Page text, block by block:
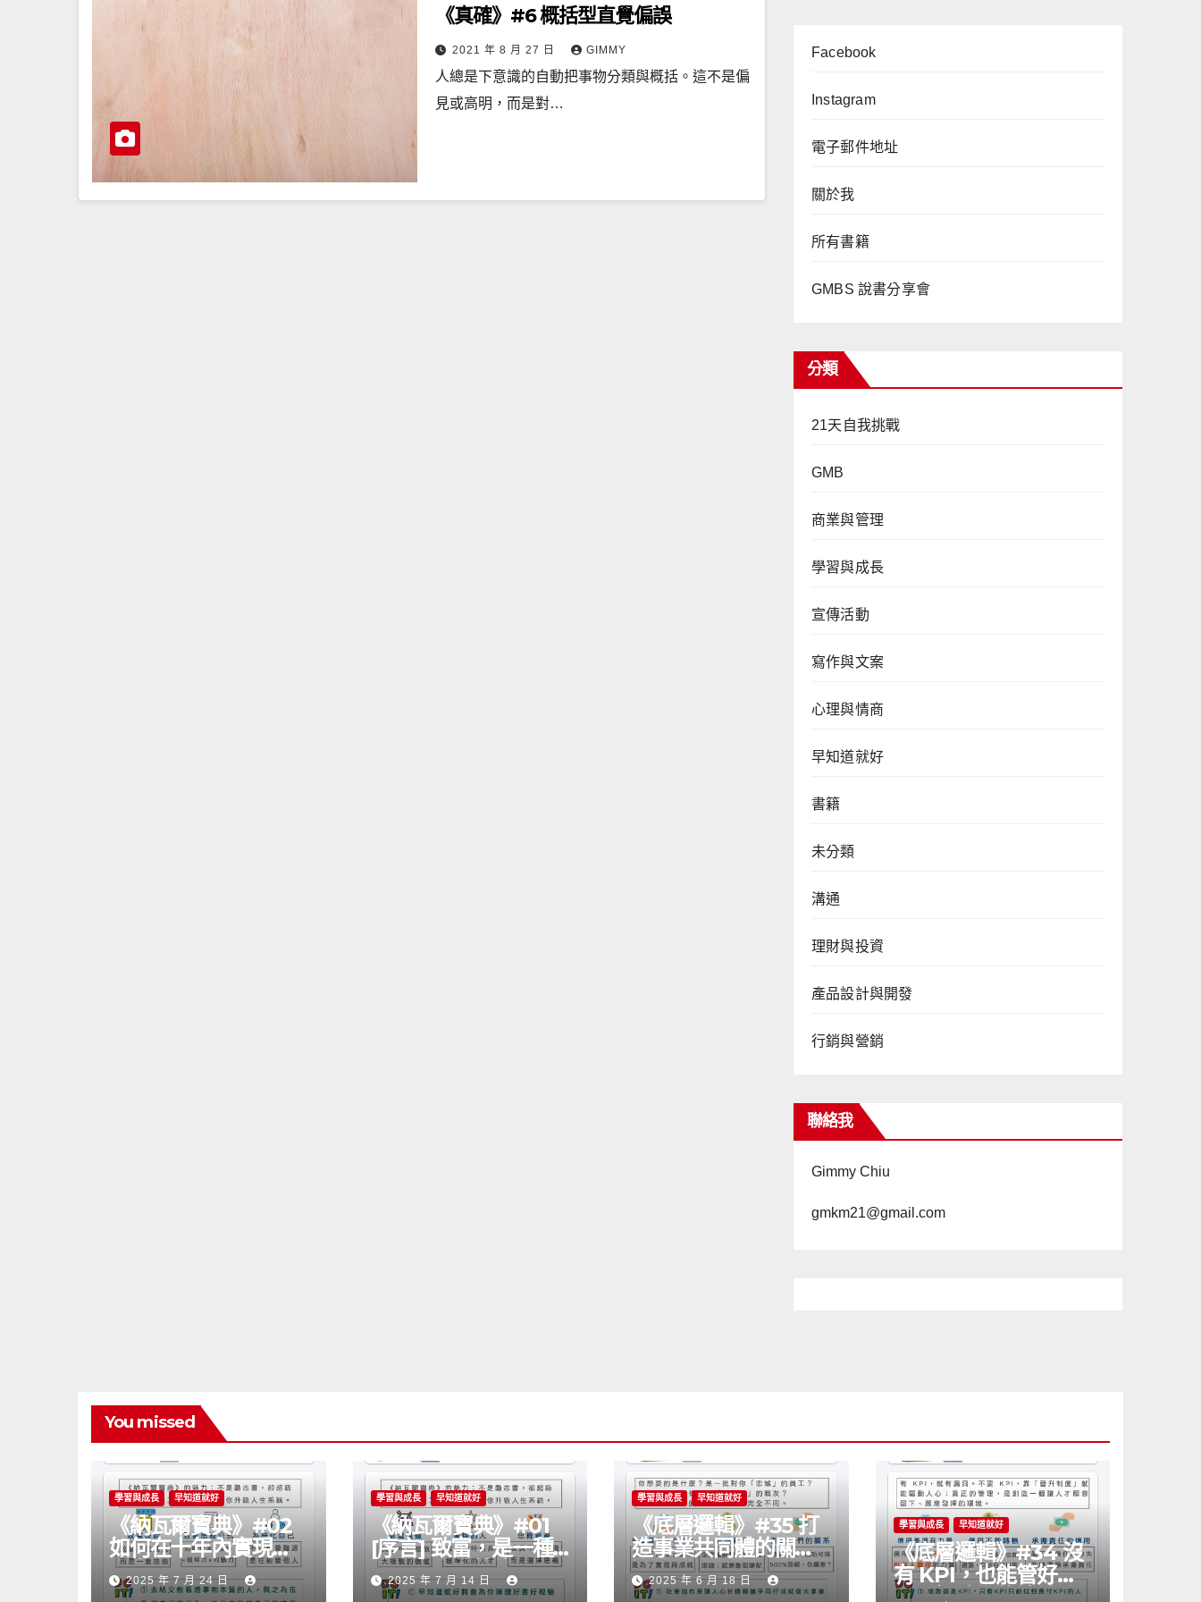
《真確》#6 概括型直覺偏誤
2021 年 8 月 27 日 GIMMY
人總是下意識的自動把事物分類與概括。這不是偏
見或高明，而是對…
Facebook
Instagram
電子郵件地址
關於我
所有書籍
GMBS 說書分享會
分類
21天自我挑戰
GMB
商業與管理
學習與成長
宣傳活動
寫作與文案
心理與情商
早知道就好
書籍
未分類
溝通
理財與投資
產品設計與開發
行銷與營銷
聯絡我
Gimmy Chiu
gmkm21@gmail.com
You missed
學習與成長 早知道就好
《納瓦爾寶典》#02
如何在十年內實現自
主富有？
2025 年 7 月 24 日
學習與成長 早知道就好
《納瓦爾寶典》#01
[序言] 致富，是一種
可以學會的技能嗎？
2025 年 7 月 14 日
學習與成長 早知道就好
《底層邏輯》#35 打
造事業共同體的關鍵
思維
2025 年 6 月 18 日
學習與成長 早知道就好
《底層邏輯》#34 沒
有 KPI，也能管好公